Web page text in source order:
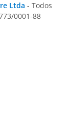
Ltda - Todos
0001-88